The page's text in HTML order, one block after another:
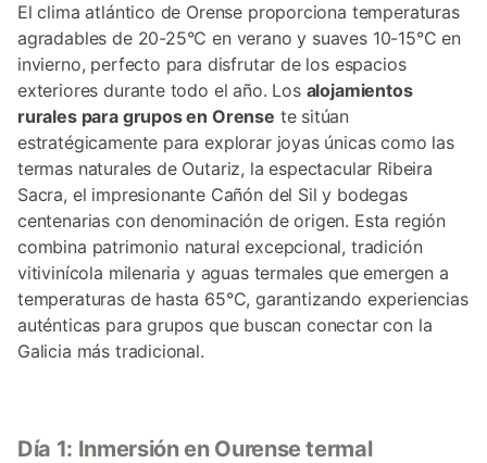
El clima atlántico de Orense proporciona temperaturas
agradables de 20-25°C en verano y suaves 10-15°C en
invierno, perfecto para disfrutar de los espacios
exteriores durante todo el año. Los alojamientos
rurales para grupos en Orense te sitúan
estratégicamente para explorar joyas únicas como las
termas naturales de Outariz, la espectacular Ribeira
Sacra, el impresionante Cañón del Sil y bodegas
centenarias con denominación de origen. Esta región
combina patrimonio natural excepcional, tradición
vitivinícola milenaria y aguas termales que emergen a
temperaturas de hasta 65°C, garantizando experiencias
auténticas para grupos que buscan conectar con la
Galicia más tradicional.
Día 1: Inmersión en Ourense termal